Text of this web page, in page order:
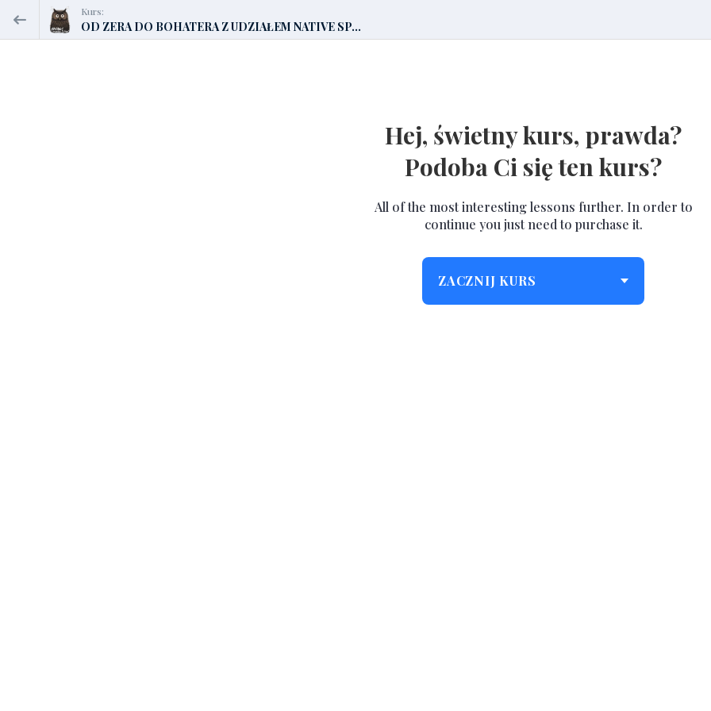
Kurs:
OD ZERA DO BOHATERA Z UDZIAŁEM NATIVE SP...
Hej, świetny kurs, prawda?
Podoba Ci się ten kurs?
All of the most interesting lessons further. In order to
continue you just need to purchase it.
ZACZNIJ KURS